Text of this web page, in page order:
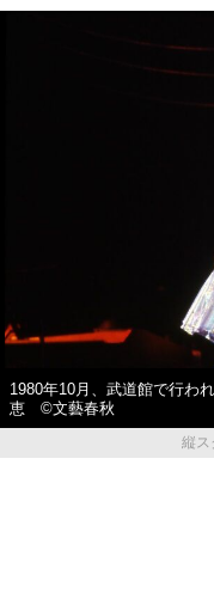
1980年10月、武道館で行わ
恵 ©️文藝春秋
縦ス